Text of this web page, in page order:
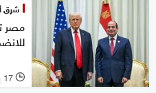
شرق
مصر
l 17 يناير 2026